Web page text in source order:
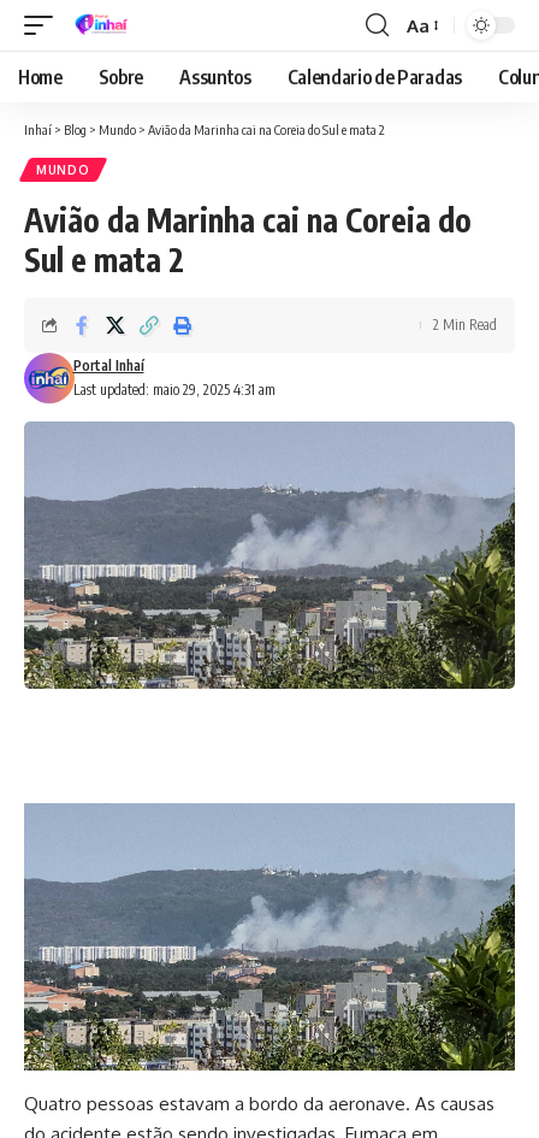
Font
Resizer
Aa
Home Sobre Assuntos Calendario de Paradas
Inhaí > Blog > Mundo > Avião da Marinha cai na Coreia do Sul e mata 2
MUNDO
Avião da Marinha cai na Coreia do
Sul e mata 2
Last updated: maio 29, 2025 4:31 am
Portal Inhaí
2 Min Read
Quatro pessoas estavam a bordo da aeronave. As causas